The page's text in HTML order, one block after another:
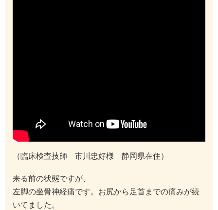
（臨床検査技師 市川忠好様 静岡県在住）
来る前の状態ですが、
左脚の坐骨神経痛です。お尻から足首までの痛みが続
いてました。